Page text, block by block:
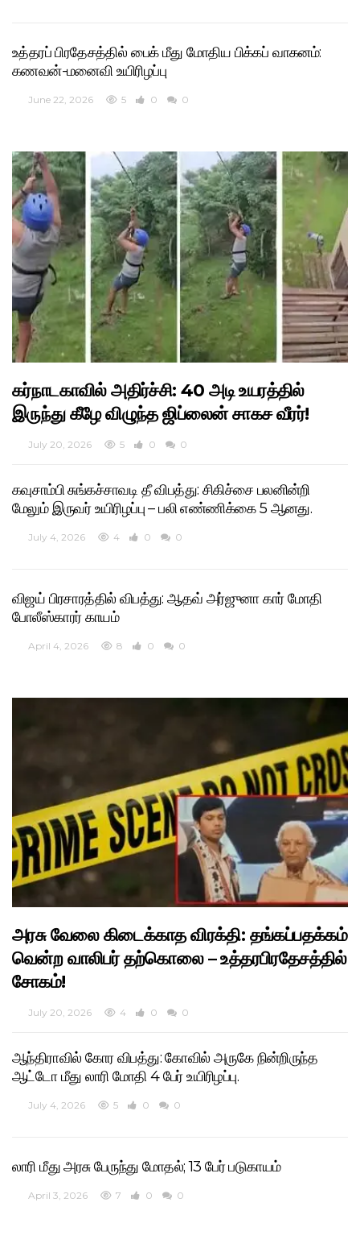
உத்தரப் பிரதேசத்தில் பைக் மீது மோதிய பிக்கப் வாகனம்:
கணவன்-மனைவி உயிரிழப்பு
June 22, 2026 5 0 0
கர்நாடகாவில் அதிர்ச்சி: 40 அடி உயரத்தில்
இருந்து கீழே விழுந்த ஜிப்லைன் சாகச வீரர்!
July 20, 2026 5 0 0
கவுசாம்பி சுங்கச்சாவடி தீ விபத்து: சிகிச்சை பலனின்றி
மேலும் இருவர் உயிரிழப்பு – பலி எண்ணிக்கை 5 ஆனது.
July 4, 2026 4 0 0
விஜய் பிரசாரத்தில் விபத்து: ஆதவ் அர்ஜுனா கார் மோதி
போலீஸ்காரர் காயம்
April 4, 2026 8 0 0
அரசு வேலை கிடைக்காத விரக்தி: தங்கப்பதக்கம்
வென்ற வாலிபர் தற்கொலை – உத்தரபிரதேசத்தில்
சோகம்!
July 20, 2026 4 0 0
ஆந்திராவில் கோர விபத்து: கோவில் அருகே நின்றிருந்த
ஆட்டோ மீது லாரி மோதி 4 பேர் உயிரிழப்பு.
July 4, 2026 5 0 0
லாரி மீது அரசு பேருந்து மோதல்; 13 பேர் படுகாயம்
April 3, 2026 7 0 0